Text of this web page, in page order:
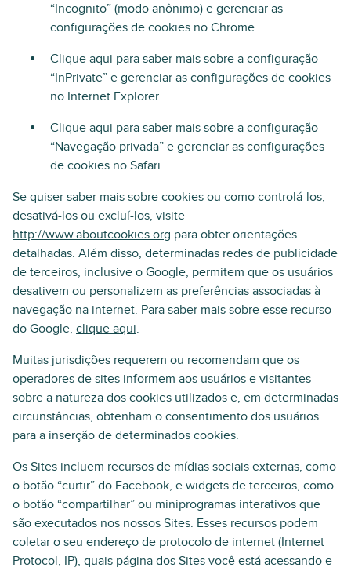
“Incognito” (modo anônimo) e gerenciar as
configurações de cookies no Chrome.
Clique aqui para saber mais sobre a configuração
“InPrivate” e gerenciar as configurações de cookies
no Internet Explorer.
Clique aqui para saber mais sobre a configuração
“Navegação privada” e gerenciar as configurações
de cookies no Safari.
Se quiser saber mais sobre cookies ou como controlá-los,
desativá-los ou excluí-los, visite
http://www.aboutcookies.org para obter orientações
detalhadas. Além disso, determinadas redes de publicidade
de terceiros, inclusive o Google, permitem que os usuários
desativem ou personalizem as preferências associadas à
navegação na internet. Para saber mais sobre esse recurso
do Google, clique aqui.
Muitas jurisdições requerem ou recomendam que os
operadores de sites informem aos usuários e visitantes
sobre a natureza dos cookies utilizados e, em determinadas
circunstâncias, obtenham o consentimento dos usuários
para a inserção de determinados cookies.
Os Sites incluem recursos de mídias sociais externas, como
o botão “curtir” do Facebook, e widgets de terceiros, como
o botão “compartilhar” ou miniprogramas interativos que
são executados nos nossos Sites. Esses recursos podem
coletar o seu endereço de protocolo de internet (Internet
Protocol, IP), quais página dos Sites você está acessando e